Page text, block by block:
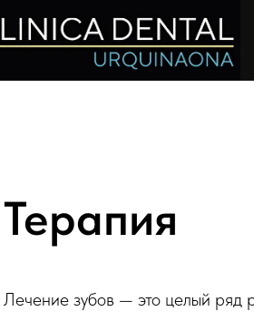
Терапия
Лечение зубов — это целый ряд